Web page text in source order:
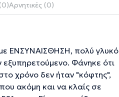
Αρνητικές (0)
με ΕΝΣΥΝΑΊΣΘΗΣΗ, πολύ γλυκό
Φάνηκε ότι
χρόνο δεν ήταν "κόφτης",
ακόμη και να κλαίς σε